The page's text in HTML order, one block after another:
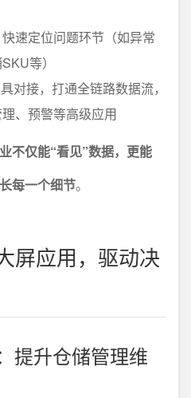
速定位问题环节（如异常
等）
对接，打通全链路数据流，
、预警等高级应用
不仅能“看见”数据，更能
每一个细节。
屏应用，驱动决
提升仓储管理维